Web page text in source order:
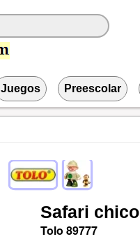
Juegos Preescolar
Safari chico
Tolo 89777